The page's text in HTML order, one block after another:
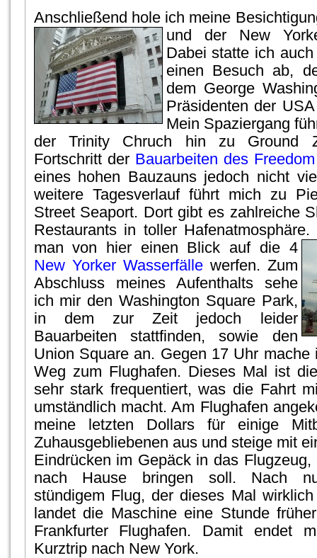
Anschließend hole ich meine
und der New
Dabei statte ich
einen Besuch ab,
dem George
Präsidenten der
Mein Spaziergang
der Trinity Chruch hin zu Ground
Fortschritt der Bauarbeiten des
eines hohen Bauzauns jedoch nicht
weitere Tagesverlauf führt mich zu
Street Seaport. Dort gibt es zahlreiche
Restaurants in toller Hafenatmosphäre.
man von hier einen Blick auf die 4
New Yorker Wasserfällewerfen. Zum
Abschluss meines Aufenthalts sehe
ich mir den Washington Square Park,
in dem zur Zeit jedoch leider
Bauarbeiten stattfinden, sowie den
Union Square an. Gegen 17 Uhr mache
Weg zum Flughafen. Dieses Mal ist
sehr stark frequentiert, was die Fahrt
umständlich macht. Am Flughafen
meine letzten Dollars für einige
Zuhausgebliebenen aus und steige mit
Eindrücken im Gepäck in das
nach Hause bringen soll. Nach
stündigem Flug, der dieses Mal
landet die Maschine eine Stunde
Frankfurter Flughafen. Damit endet
Kurztrip nach New York.